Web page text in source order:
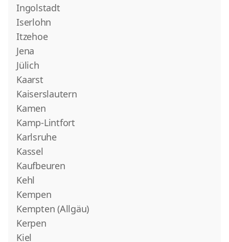
Ingolstadt
Iserlohn
Itzehoe
Jena
Jülich
Kaarst
Kaiserslautern
Kamen
Kamp-Lintfort
Karlsruhe
Kassel
Kaufbeuren
Kehl
Kempen
Kempten (Allgäu)
Kerpen
Kiel